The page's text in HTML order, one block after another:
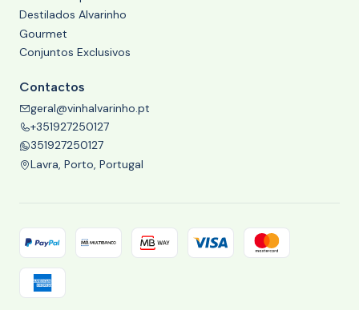
Destilados Alvarinho
Gourmet
Conjuntos Exclusivos
Contactos
geral@vinhalvarinho.pt
+351927250127
351927250127
Lavra, Porto, Portugal